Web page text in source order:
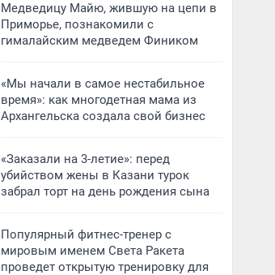
Медведицу Майю, жившую на цепи в
Приморье, познакомили с
гималайским медведем Фиником
«Мы начали в самое нестабильное
время»: как многодетная мама из
Архангельска создала свой бизнес
«Заказали на 3-летие»: перед
убийством жены в Казани турок
забрал торт на день рождения сына
Популярный фитнес-тренер с
мировым именем Света Ракета
проведет открытую тренировку для